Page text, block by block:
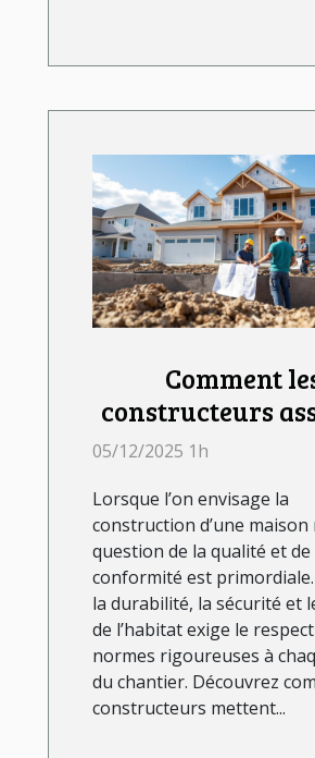
Comment
constructeurs
la qualité et la
neuves ?
05/12/2025 1h
Lorsque l’on envisage la
construction d’une maison
question de la qualité et de
conformité est
la durabilité, la sécurité et
de l’habitat exige le
normes rigoureuses à
du chantier. Découvrez
constructeurs mettent...